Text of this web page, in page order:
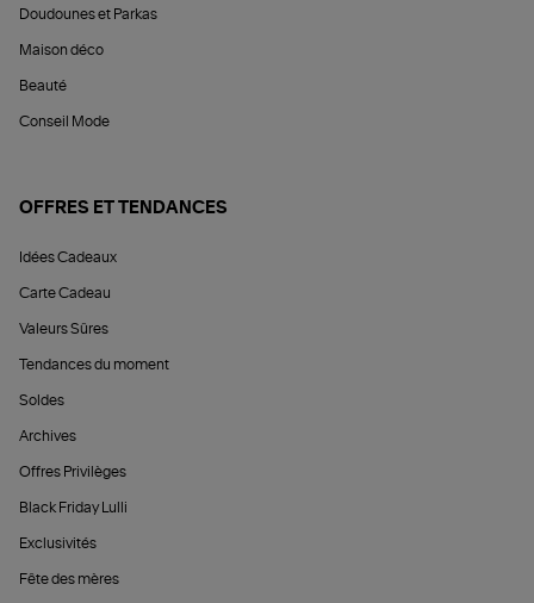
Doudounes et Parkas
Maison déco
Beauté
Conseil Mode
OFFRES ET TENDANCES
Idées Cadeaux
Carte Cadeau
Valeurs Sûres
Tendances du moment
Soldes
Archives
Offres Privilèges
Black Friday Lulli
Exclusivités
Fête des mères